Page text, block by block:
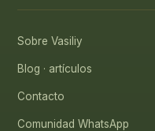
Sobre Vasiliy
Blog · artículos
Contacto
Comunidad WhatsApp